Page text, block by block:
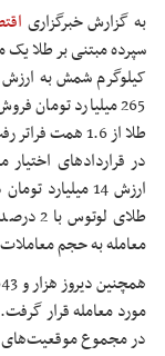
به گزارش خبرگزاری
265 میلیارد
طلا از 1.6 همت فراتر رفت.
ارزش 14
طلای
معامله به حجم
در مجموع موقعیت‌های